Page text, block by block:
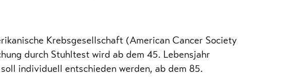
Krebsgesellschaft (American Cancer Society
durch Stuhltest wird ab dem 45. Lebensjahr
individuell entschieden werden, ab dem 85.